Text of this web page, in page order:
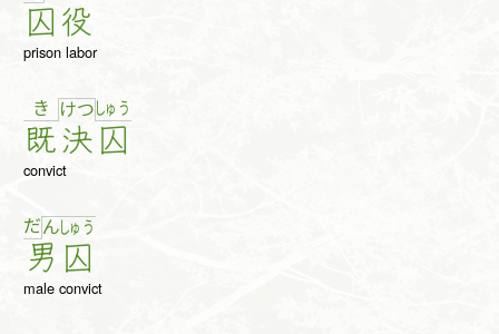
囚 役
prison labor
き
既
けつ
決
しゅ う
囚
convict
だん
男
しゅ う
囚
male convict